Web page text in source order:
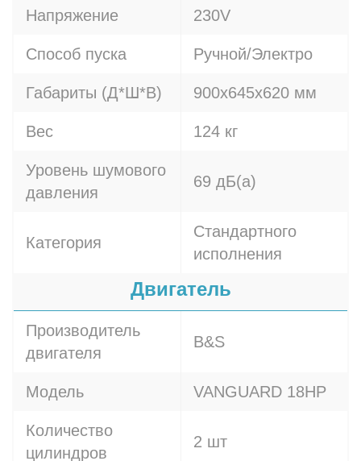
Напряжение 230V
Способ пуска Ручной/Электро
Габариты (Д*Ш*В) 900x645x620 мм
Вес 124 кг
Уровень шумового
давления
69 дБ(а)
Категория
Стандартного
исполнения
Двигатель
Производитель
двигателя
B&S
Модель VANGUARD 18HP
Количество
цилиндров
2 шт